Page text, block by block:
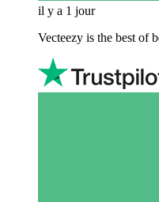
il y a 1 jour
Vecteezy is the best of